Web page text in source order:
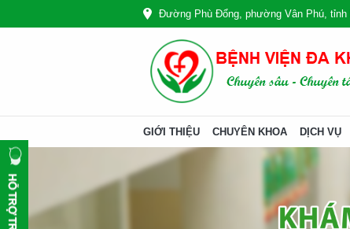
Đường Phù Đổng, phường Vân Phú, tỉnh
GIỚI THIỆU CHUYÊN KHOA DỊCH VỤ